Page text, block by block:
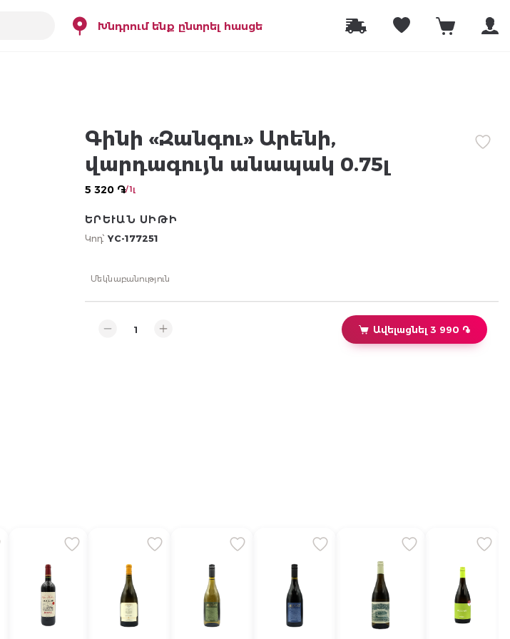
Խնդրում ենք ընտրել հասցե
Գինի «Զանգու» Արենի,
վարդագույն անապակ 0.75լ
5 320 ֏/ 1լ
ԵՐԵՒԱՆ ՍԻԹԻ
Կոդ՝ YC-177251
Մեկնաբանություն
Ավելացնել 3 990 ֏